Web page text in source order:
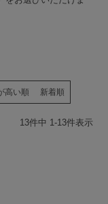
高い順 新着順
13件中 1 -13件表示